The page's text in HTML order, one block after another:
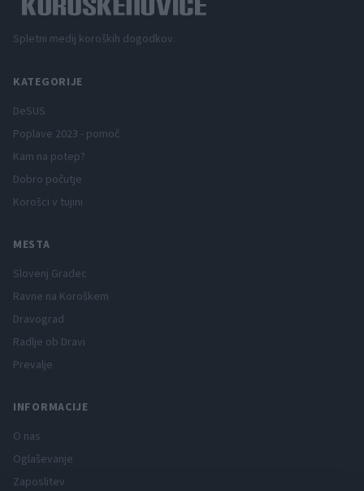
Spletni medij koroških dogodkov.
KATEGORIJE
DeSUS
Poplave 2023 - pomoč
Kam na potep?
Dobro počutje
Korošci v tujini
MESTA
Slovenj Gradec
Ravne na Koroškem
Dravograd
Radlje ob Dravi
Prevalje
INFORMACIJE
O nas
Oglaševanje
Zaposlitev